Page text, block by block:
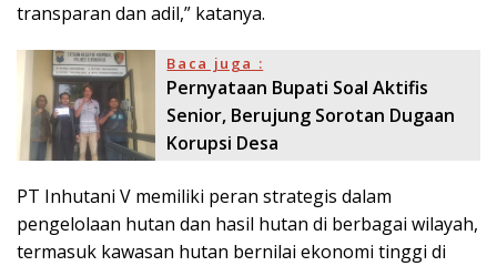
transparan dan adil,” katanya.
Baca juga :
Pernyataan Bupati Soal Aktifis
Senior, Berujung Sorotan Dugaan
Korupsi Desa
PT Inhutani V memiliki peran strategis dalam
pengelolaan hutan dan hasil hutan di berbagai wilayah,
termasuk kawasan hutan bernilai ekonomi tinggi di